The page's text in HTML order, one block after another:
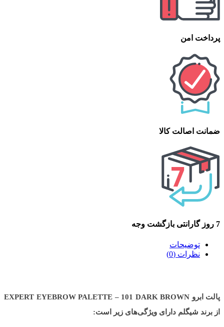
پرداخت امن
ضمانت اصالت کالا
7 روز گارانتی بازگشت وجه
توضیحات
نظرات (0)
پالت ابرو EXPERT EYEBROW PALETTE – 101 DARK BROWN
از برند شیگلم دارای ویژگی‌های زیر است: